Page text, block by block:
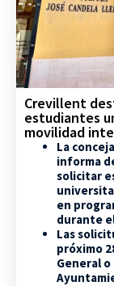
Crevillent
estudiantes
movilidad
La
informa
solicitar
en
durante
Las
próximo
General